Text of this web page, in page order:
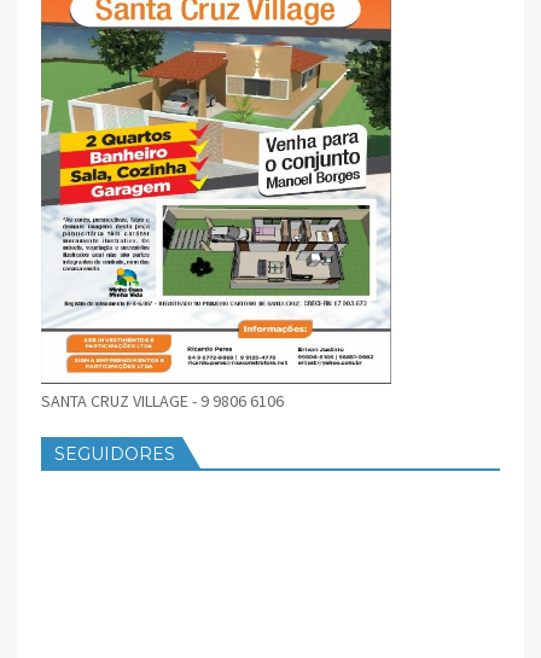
SANTA CRUZ VILLAGE - 9 9806 6106
SEGUIDORES